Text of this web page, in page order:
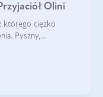
Olini
którego ciężko
Pyszny,